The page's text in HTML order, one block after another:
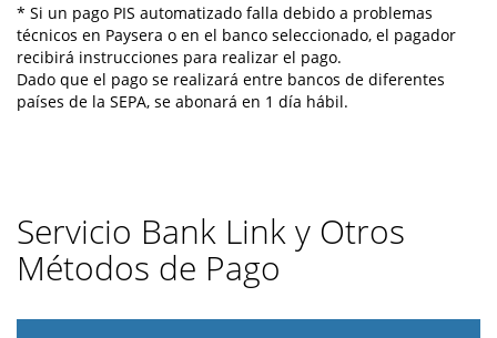
* Si un pago PIS automatizado falla debido a problemas
técnicos en Paysera o en el banco seleccionado, el pagador
recibirá instrucciones para realizar el pago.
Dado que el pago se realizará entre bancos de diferentes
países de la SEPA, se abonará en 1 día hábil.
Servicio Bank Link y Otros
Métodos de Pago